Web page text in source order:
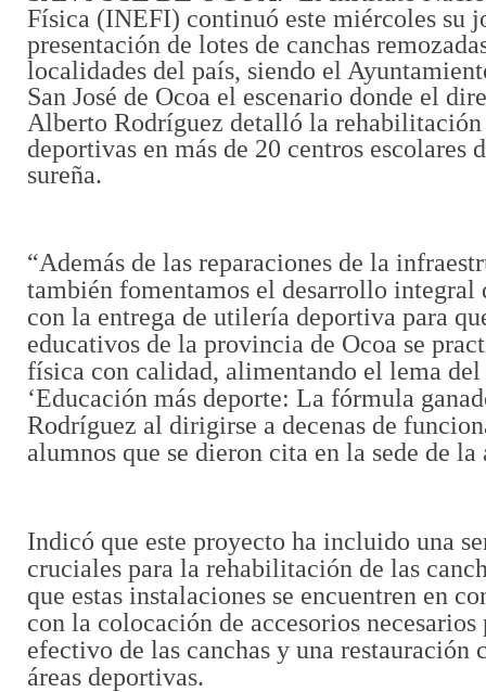
Física (INEFI) continuó este miércoles su
presentación de lotes de canchas
localidades del país, siendo el
San José de Ocoa el escenario donde el
Alberto Rodríguez detalló la rehabilitación
deportivas en más de 20 centros escolares
sureña.
“Además de las reparaciones de la
también fomentamos el desarrollo integral
con la entrega de utilería deportiva para
educativos de la provincia de Ocoa se
física con calidad, alimentando el lema
‘Educación más deporte: La fórmula
Rodríguez al dirigirse a decenas de
alumnos que se dieron cita en la sede de
Indicó que este proyecto ha incluido una
cruciales para la rehabilitación de las
que estas instalaciones se encuentren en
con la colocación de accesorios necesarios
efectivo de las canchas y una restauración
áreas deportivas.